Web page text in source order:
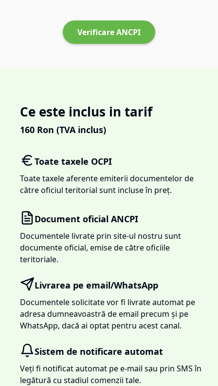
Verificare ANCPI
Ce este inclus in tarif
160 Ron (TVA inclus)
Toate taxele OCPI
Toate taxele aferente emiterii documentelor de
către oficiul teritorial sunt incluse în preț.
Document oficial ANCPI
Documentele livrate prin site-ul nostru sunt
documente oficial, emise de către oficiile
teritoriale.
Livrarea pe email/WhatsApp
Documentele solicitate vor fi livrate automat pe
adresa dumneavoastră de email precum și pe
WhatsApp, dacă ai optat pentru acest canal.
Sistem de notificare automat
Veți fi notificat automat pe e-mail sau prin SMS în
legătură cu stadiul comenzii tale.